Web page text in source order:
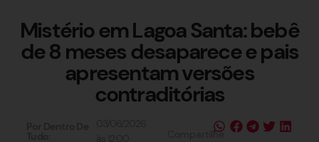
Mistério em Lagoa Santa: bebê
de 8 meses desaparece e pais
apresentam versões
contraditórias
Compartilhe